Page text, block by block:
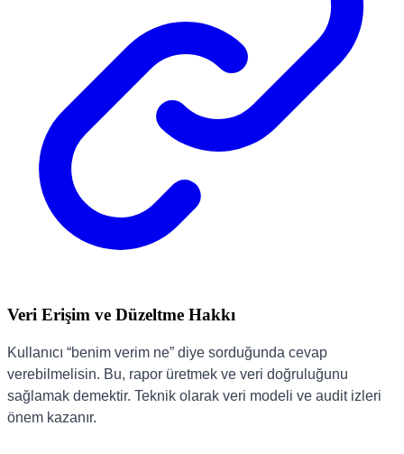
Veri Erişim ve Düzeltme Hakkı
Kullanıcı “benim verim ne” diye sorduğunda cevap
verebilmelisin. Bu, rapor üretmek ve veri doğruluğunu
sağlamak demektir. Teknik olarak veri modeli ve audit izleri
önem kazanır.